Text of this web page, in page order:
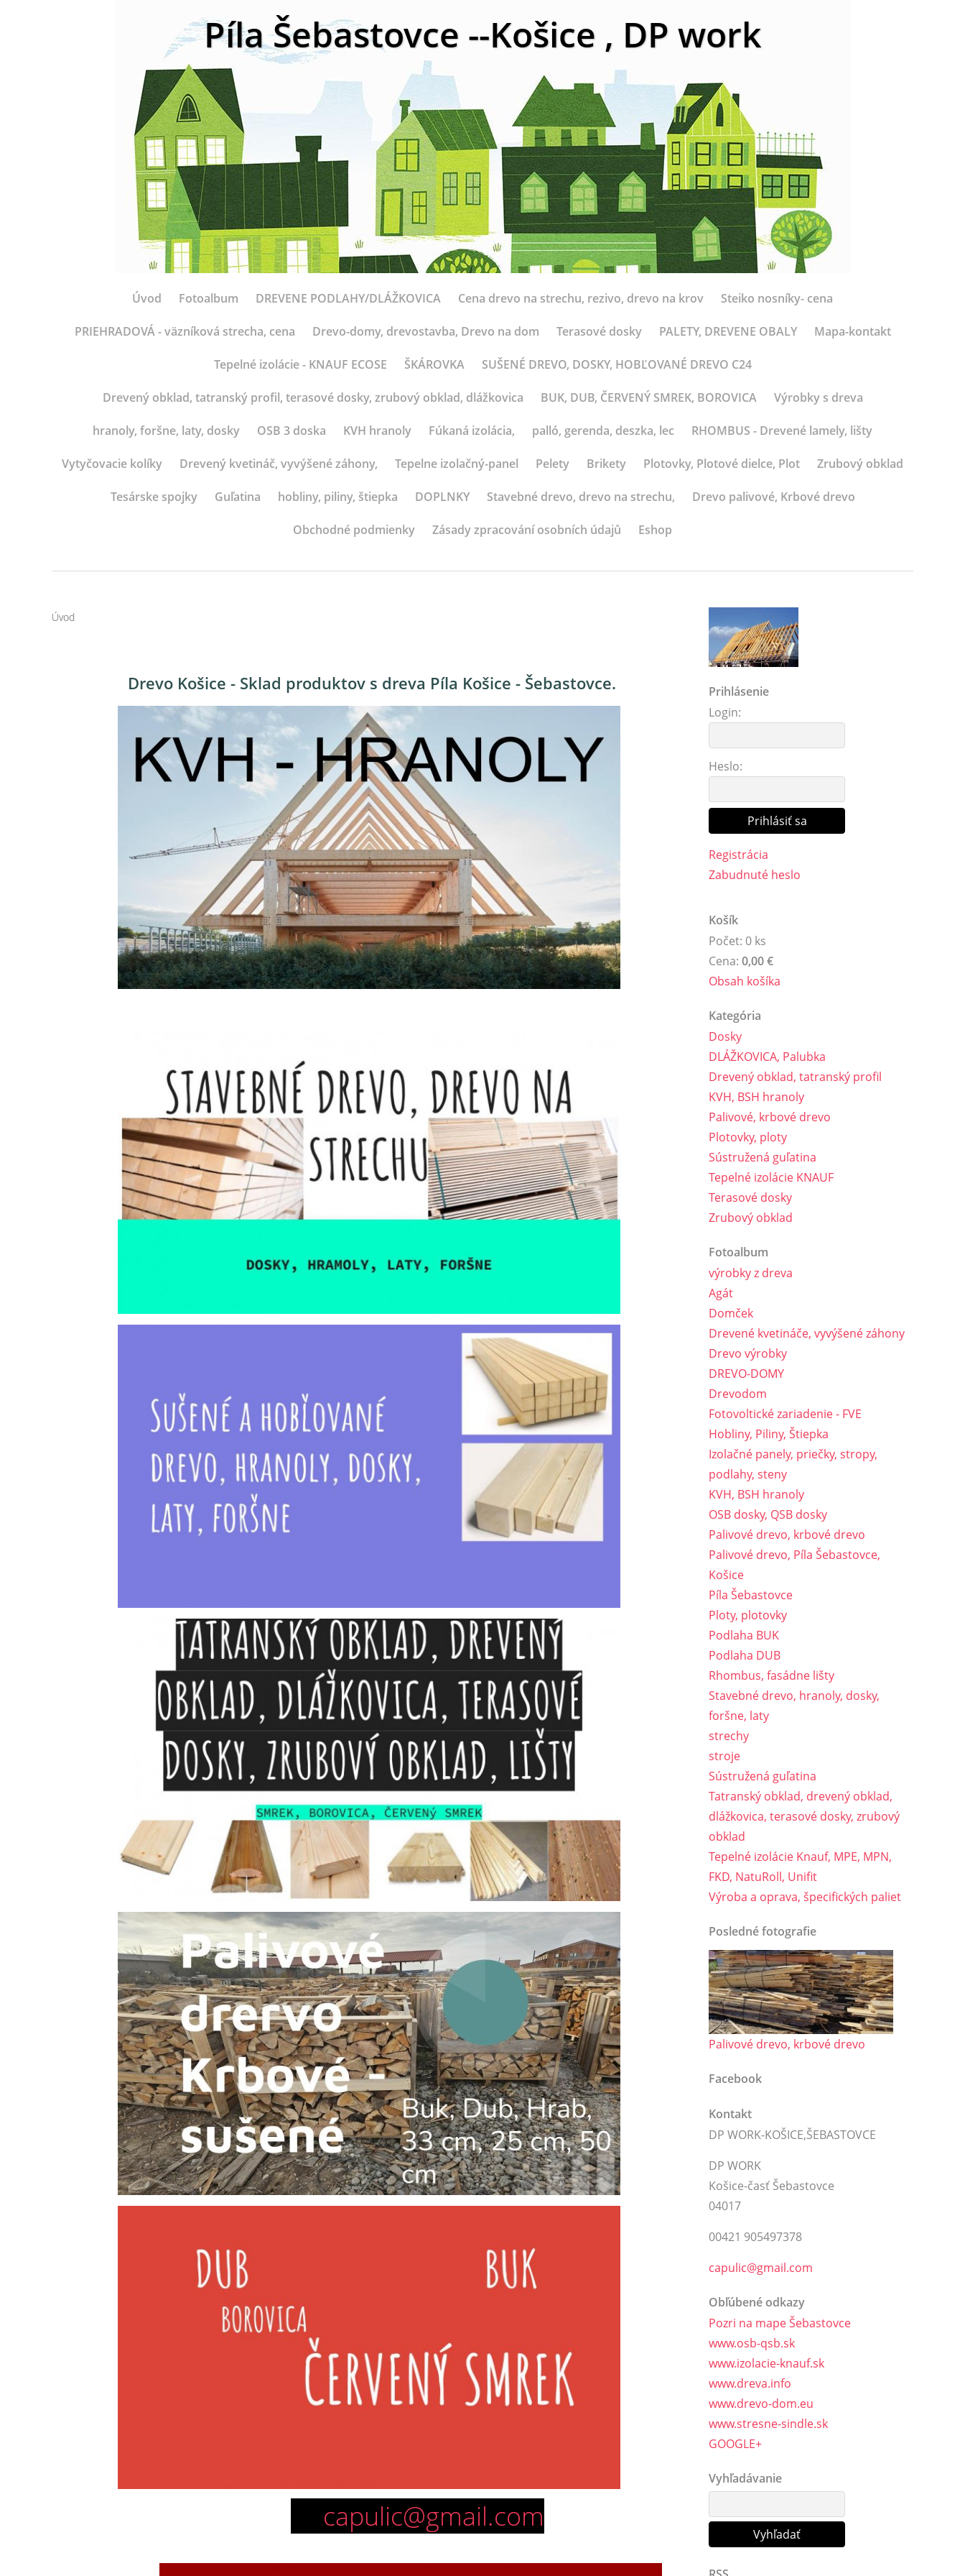
Píla Šebastovce --Košice , DP work
Úvod Fotoalbum DREVENE PODLAHY/DLÁŽKOVICA Cena drevo na strechu, rezivo, drevo na krov Steiko nosníky- cena
PRIEHRADOVÁ - väzníková strecha, cena Drevo-domy, drevostavba, Drevo na dom Terasové dosky PALETY, DREVENE OBALY Mapa-kontakt
Tepelné izolácie - KNAUF ECOSE ŠKÁROVKA SUŠENÉ DREVO, DOSKY, HOBĽOVANÉ DREVO C24
Drevený obklad, tatranský profil, terasové dosky, zrubový obklad, dlážkovica BUK, DUB, ČERVENÝ SMREK, BOROVICA Výrobky s dreva
hranoly, foršne, laty, dosky OSB 3 doska KVH hranoly Fúkaná izolácia, palló, gerenda, deszka, lec RHOMBUS - Drevené lamely, lišty
Vytyčovacie kolíky Drevený kvetináč, vyvýšené záhony, Tepelne izolačný-panel Pelety Brikety Plotovky, Plotové dielce, Plot Zrubový obklad
Tesárske spojky Guľatina hobliny, piliny, štiepka DOPLNKY Stavebné drevo, drevo na strechu, Drevo palivové, Krbové drevo
Obchodné podmienky Zásady zpracování osobních údajů Eshop
Úvod
Drevo Košice - Sklad produktov s dreva Píla Košice - Šebastovce.
capulic@gmail.com
Prihlásenie
Login:
Heslo:
Registrácia
Zabudnuté heslo
Košík
Počet: 0 ks
Cena: 0,00 €
Obsah košíka
Kategória
Dosky
DLÁŽKOVICA, Palubka
Drevený obklad, tatranský profil
KVH, BSH hranoly
Palivové, krbové drevo
Plotovky, ploty
Sústružená guľatina
Tepelné izolácie KNAUF
Terasové dosky
Zrubový obklad
Fotoalbum
výrobky z dreva
Agát
Domček
Drevené kvetináče, vyvýšené záhony
Drevo výrobky
DREVO-DOMY
Drevodom
Fotovoltické zariadenie - FVE
Hobliny, Piliny, Štiepka
Izolačné panely, priečky, stropy,
podlahy, steny
KVH, BSH hranoly
OSB dosky, QSB dosky
Palivové drevo, krbové drevo
Palivové drevo, Píla Šebastovce,
Košice
Píla Šebastovce
Ploty, plotovky
Podlaha BUK
Podlaha DUB
Rhombus, fasádne lišty
Stavebné drevo, hranoly, dosky,
foršne, laty
strechy
stroje
Sústružená guľatina
Tatranský obklad, drevený obklad,
dlážkovica, terasové dosky, zrubový
obklad
Tepelné izolácie Knauf, MPE, MPN,
FKD, NatuRoll, Unifit
Výroba a oprava, špecifických paliet
Posledné fotografie
Palivové drevo, krbové drevo
Facebook
Kontakt
DP WORK-KOŠICE,ŠEBASTOVCE
DP WORK
Košice-časť Šebastovce
04017
00421 905497378
capulic@gmail.com
Obľúbené odkazy
Pozri na mape Šebastovce
www.osb-qsb.sk
www.izolacie-knauf.sk
www.dreva.info
www.drevo-dom.eu
www.stresne-sindle.sk
GOOGLE+
Vyhľadávanie